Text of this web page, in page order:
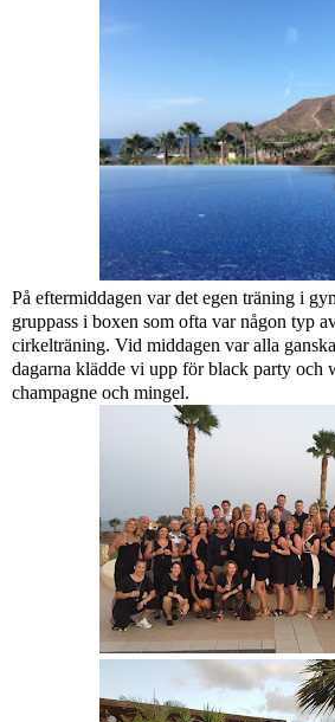
På eftermiddagen var det egen träning i
gruppass i boxen som ofta var någon typ
cirkelträning. Vid middagen var alla
dagarna klädde vi upp för black party och
champagne och mingel.